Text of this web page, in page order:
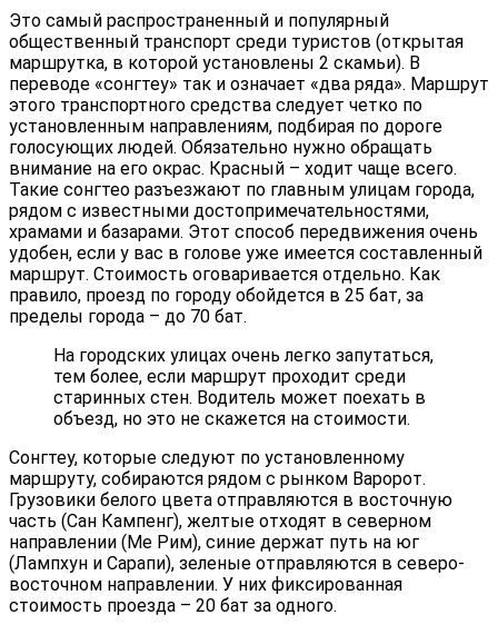
Это самый распространенный и популярный
общественный транспорт среди туристов (открытая
маршрутка, в которой установлены 2 скамьи). В
переводе «сонгтеу» так и означает «два ряда». Маршрут
этого транспортного средства следует четко по
установленным направлениям, подбирая по дороге
голосующих людей. Обязательно нужно обращать
внимание на его окрас. Красный – ходит чаще всего.
Такие сонгтео разъезжают по главным улицам города,
рядом с известными достопримечательностями,
храмами и базарами. Этот способ передвижения очень
удобен, если у вас в голове уже имеется составленный
маршрут. Стоимость оговаривается отдельно. Как
правило, проезд по городу обойдется в 25 бат, за
пределы города – до 70 бат.
На городских улицах очень легко запутаться,
тем более, если маршрут проходит среди
старинных стен. Водитель может поехать в
объезд, но это не скажется на стоимости.
Сонгтеу, которые следуют по установленному
маршруту, собираются рядом с рынком Варорот.
Грузовики белого цвета отправляются в восточную
часть (Сан Кампенг), желтые отходят в северном
направлении (Ме Рим), синие держат путь на юг
(Лампхун и Сарапи), зеленые отправляются в северо-
восточном направлении. У них фиксированная
стоимость проезда – 20 бат за одного.